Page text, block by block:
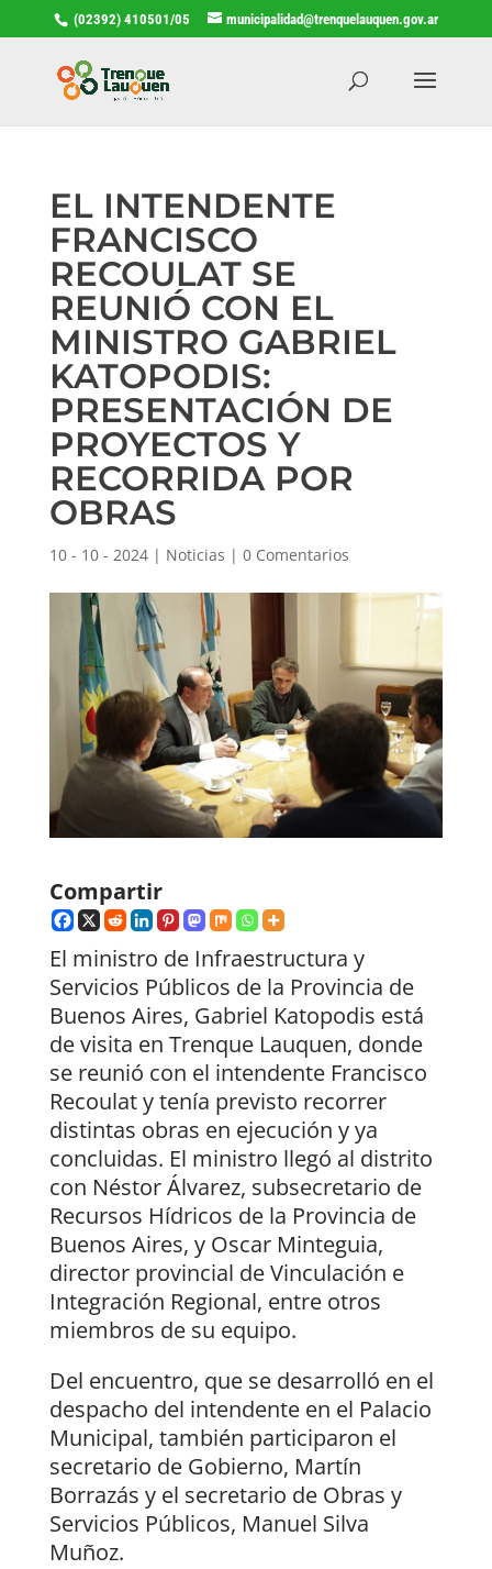
(02392) 410501/05 municipalidad@trenquelauquen.gov.ar
EL INTENDENTE
FRANCISCO
RECOULAT SE
REUNIÓ CON EL
MINISTRO GABRIEL
KATOPODIS:
PRESENTACIÓN DE
PROYECTOS Y
RECORRIDA POR
OBRAS
10 - 10 - 2024| Noticias | 0 Comentarios
Compartir
El ministro de Infraestructura y
Servicios Públicos de la Provincia de
Buenos Aires, Gabriel Katopodis está
de visita en Trenque Lauquen, donde
se reunió con el intendente Francisco
Recoulat y tenía previsto recorrer
distintas obras en ejecución y ya
concluidas. El ministro llegó al distrito
con Néstor Álvarez, subsecretario de
Recursos Hídricos de la Provincia de
Buenos Aires, y Oscar Minteguia,
director provincial de Vinculación e
Integración Regional, entre otros
miembros de su equipo.
Del encuentro, que se desarrolló en el
despacho del intendente en el Palacio
Municipal, también participaron el
secretario de Gobierno, Martín
Borrazás y el secretario de Obras y
Servicios Públicos, Manuel Silva
Muñoz.